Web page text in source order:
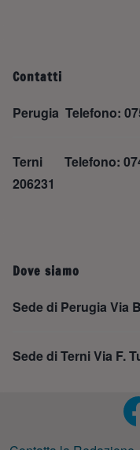
Contatti
Perugia Telefono:
Terni Telefono:
206231
Dove siamo
Sede di Perugia Via
Sede di Terni Via F.